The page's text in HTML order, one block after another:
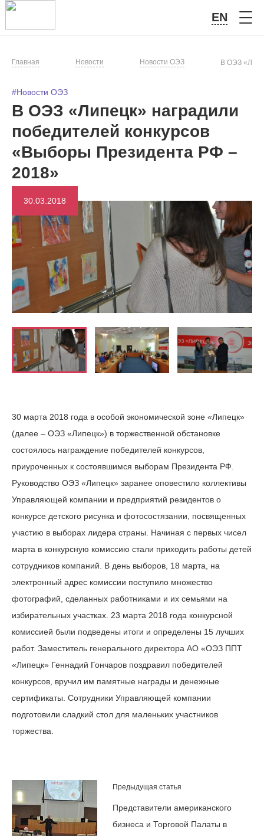
EN
Главная Новости Новости ОЭЗ В ОЭЗ
#Новости ОЭЗ
В ОЭЗ «Липецк» наградили
победителей конкурсов
«Выборы Президента РФ –
2018»
30.03.2018
30 марта 2018 года в особой экономической зоне «Липецк»
(далее – ОЭЗ «Липецк») в торжественной обстановке
состоялось награждение победителей конкурсов,
приуроченных к состоявшимся выборам Президента РФ.
Руководство ОЭЗ «Липецк» заранее оповестило коллективы
Управляющей компании и предприятий резидентов о
конкурсе детского рисунка и фотосостязании, посвященных
участию в выборах лидера страны. Начиная с первых чисел
марта в конкурсную комиссию стали приходить работы детей
сотрудников компаний. В день выборов, 18 марта, на
электронный адрес комиссии поступило множество
фотографий, сделанных работниками и их семьями на
избирательных участках. 23 марта 2018 года конкурсной
комиссией были подведены итоги и определены 15 лучших
работ. Заместитель генерального директора АО «ОЭЗ ППТ
«Липецк» Геннадий Гончаров поздравил победителей
конкурсов, вручил им памятные награды и денежные
сертификаты. Сотрудники Управляющей компании
подготовили сладкий стол для маленьких участников
торжества.
Предыдущая статья
Представители американского
бизнеса и Торговой Палаты в